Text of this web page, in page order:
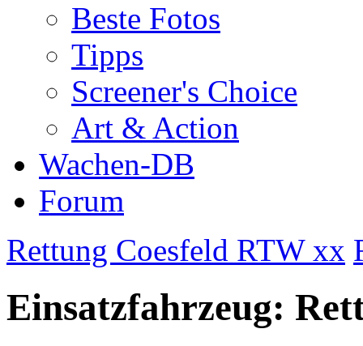
Beste Fotos
Tipps
Screener's Choice
Art & Action
Wachen-DB
Forum
Rettung Coesfeld RTW xx
Einsatzfahrzeug: